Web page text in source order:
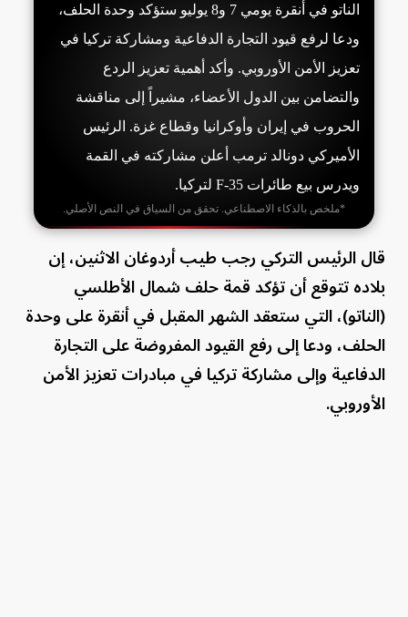
الناتو في أنقرة يومي 7 و8 يوليو ستؤكد وحدة الحلف،
ودعا لرفع قيود التجارة الدفاعية ومشاركة تركيا في
تعزيز الأمن الأوروبي. وأكد أهمية تعزيز الردع
والتضامن بين الدول الأعضاء، مشيراً إلى مناقشة
الحروب في إيران وأوكرانيا وقطاع غزة. الرئيس
الأميركي دونالد ترمب أعلن مشاركته في القمة
ويدرس بيع طائرات F-35 لتركيا.
*ملخص بالذكاء الاصطناعي. تحقق من السياق في النص الأصلي.
قال الرئيس التركي رجب طيب أردوغان الاثنين، إن
بلاده تتوقع أن تؤكد قمة حلف شمال الأطلسي
(الناتو)، التي ستعقد الشهر المقبل في أنقرة على وحدة
الحلف، ودعا إلى رفع القيود المفروضة على التجارة
الدفاعية وإلى مشاركة تركيا في مبادرات تعزيز الأمن
الأوروبي.